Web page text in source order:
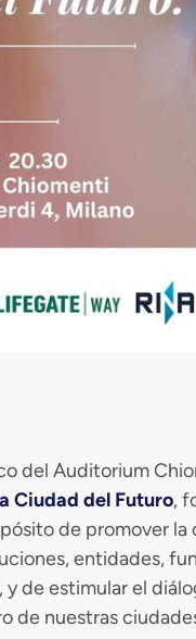
del Auditorium
Ciudad del Futuro,
de promover
entidades,
y de estimular el
de nuestras